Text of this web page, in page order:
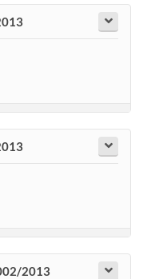
2013